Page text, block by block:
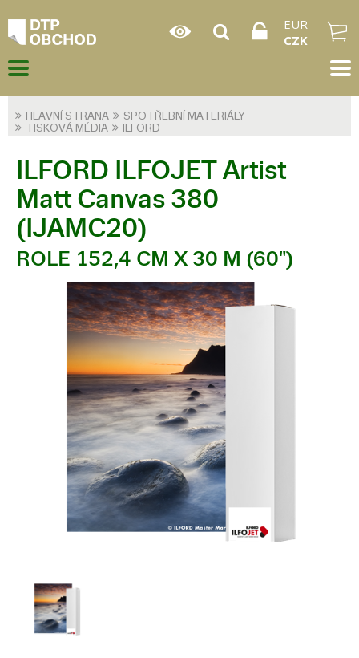
EUR
CZK
HLAVNÍ STRANA
SPOTŘEBNÍ MATERIÁLY
TISKOVÁ MÉDIA
ILFORD
ILFORD ILFOJET Artist
Matt Canvas 380
(IJAMC20)
ROLE 152,4 CM X 30 M (60")